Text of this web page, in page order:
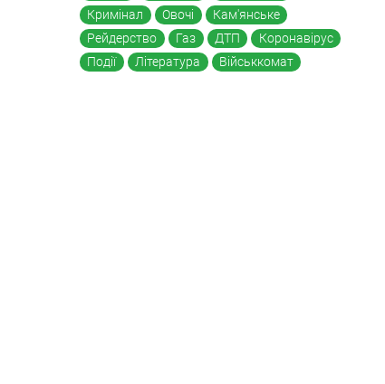
Кримінал
Овочі
Кам'янське
Рейдерство
Газ ДТП
Коронавірус
Події
Література Військкомат